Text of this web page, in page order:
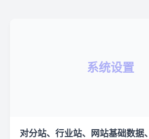
系统设置
对分站、行业站、网站基础数据